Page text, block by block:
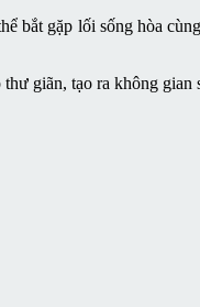
bắt gặp lối sống hòa
giãn, tạo ra không gian